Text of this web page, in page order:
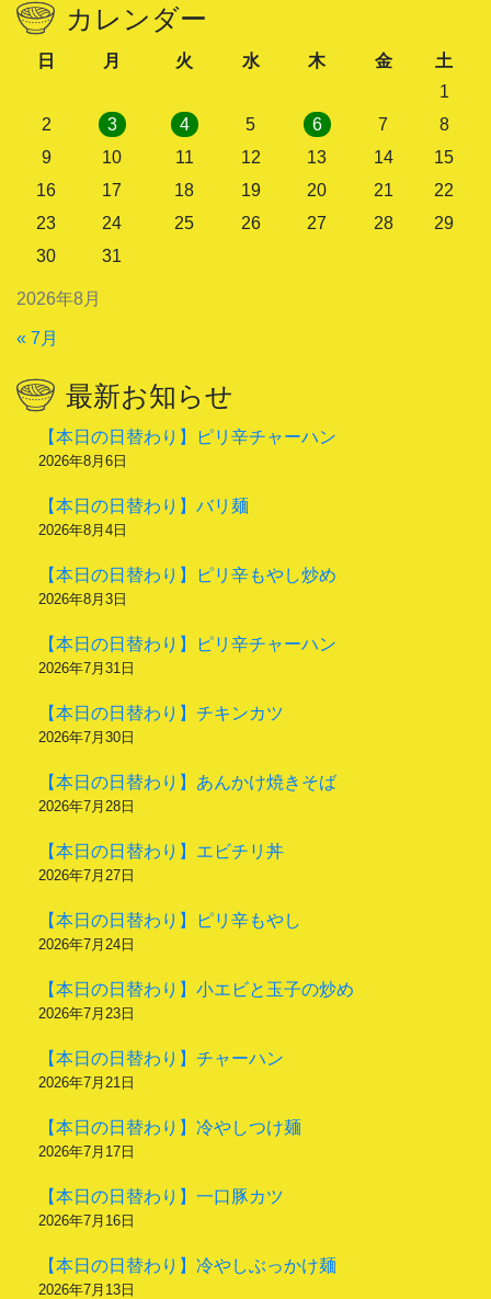
カレンダー
2026年8月
日 月 火 水 木 金
土
1
2
3 4 5 6 7
8
9
10 11 12 13 14
15
16
17 18 19 20 21
22
23
24 25 26 27 28
29
30
31
« 7月
最新お知らせ
【本日の日替わり】ピリ辛チャーハン
2026年8月6日
【本日の日替わり】バリ麺
2026年8月4日
【本日の日替わり】ピリ辛もやし炒め
2026年8月3日
【本日の日替わり】ピリ辛チャーハン
2026年7月31日
【本日の日替わり】チキンカツ
2026年7月30日
【本日の日替わり】あんかけ焼きそば
2026年7月28日
【本日の日替わり】エビチリ丼
2026年7月27日
【本日の日替わり】ピリ辛もやし
2026年7月24日
【本日の日替わり】小エビと玉子の炒め
2026年7月23日
【本日の日替わり】チャーハン
2026年7月21日
【本日の日替わり】冷やしつけ麺
2026年7月17日
【本日の日替わり】一口豚カツ
2026年7月16日
【本日の日替わり】冷やしぶっかけ麺
2026年7月13日